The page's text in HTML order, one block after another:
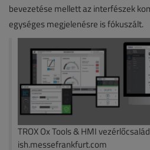
bevezetése mellett az interfészek
egységes megjelenésre is fókuszált.
TROX Ox Tools & HMI
ish.messefrankfurt.com